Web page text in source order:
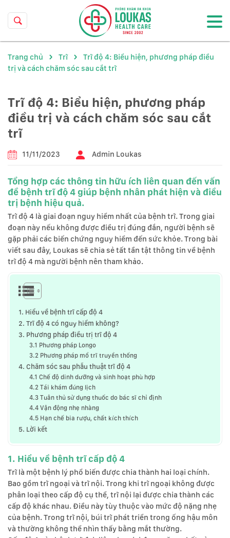
Trang chủ Trĩ
Trĩ độ 4: Biểu hiện, phương pháp điều
trị và cách chăm sóc sau cắt trĩ
Trĩ độ 4: Biểu hiện, phương pháp
điều trị và cách chăm sóc sau cắt
trĩ
11/11/2023 Admin Loukas
Tổng hợp các thông tin hữu ích liên quan đến vấn
đề bệnh trĩ độ 4 giúp bệnh nhân phát hiện và điều
trị bệnh hiệu quả.
Trĩ độ 4 là giai đoạn nguy hiểm nhất của bệnh trĩ. Trong giai
đoạn này nếu không được điều trị đúng đắn, người bệnh sẽ
gặp phải các biến chứng nguy hiểm đến sức khỏe. Trong bài
viết sau đây, Loukas sẽ chia sẻ tất tần tật thông tin về bệnh
trĩ độ 4 mà người bệnh nên tham khảo.
1. Hiểu về bệnh trĩ cấp độ 4
2. Trĩ độ 4 có nguy hiểm không?
3. Phương pháp điều trị trĩ độ 4
3.1 Phương pháp Longo
3.2 Phương pháp mổ trĩ truyền thống
4. Chăm sóc sau phẫu thuật trĩ độ 4
4.1 Chế độ dinh dưỡng và sinh hoạt phù hợp
4.2 Tái khám đúng lịch
4.3 Tuân thủ sử dụng thuốc do bác sĩ chỉ định
4.4 Vận động nhẹ nhàng
4.5 Hạn chế bia rượu, chất kích thích
5. Lời kết
1. Hiểu về bệnh trĩ cấp độ 4
Trĩ là một bệnh lý phổ biến được chia thành hai loại chính.
Bao gồm trĩ ngoại và trĩ nội. Trong khi trĩ ngoại không được
phân loại theo cấp độ cụ thể, trĩ nội lại được chia thành các
cấp độ khác nhau. Điều này tùy thuộc vào mức độ nặng nhẹ
của bệnh. Trong trĩ nội, búi trĩ phát triển trong ống hậu môn
và thường không thể nhìn thấy bằng mắt thường.